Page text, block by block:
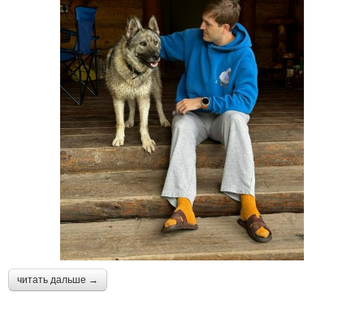
читать дальше →